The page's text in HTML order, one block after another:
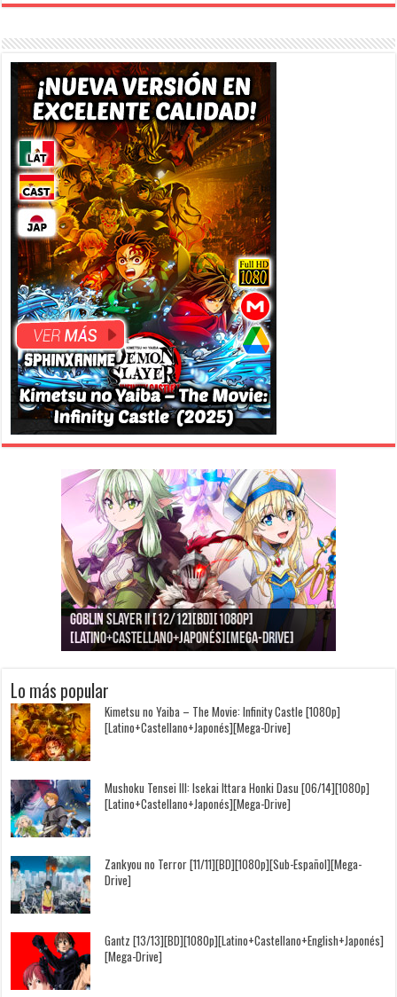
Goblin Slayer II [12/12][BD][1080p]
[Latino+Castellano+Japonés][Mega-Drive]
Jujutsu Kaisen: Kaigyoku/Gyokusetsu [1080p]
[Latino+Japonés][Mega-Drive]
Kimi to, Nami ni Noretara [BD][1080p]
[Latino+Castellano+Japonés][Mega-Drive]
Nukitashi the Animation [11/11+OVAS][BD]
[1080p][Sub-Español][Mega-Drive]
Kimi wa Houkago Insomnia [13/13][BD][1080p]
[Castellano+English+Japonés][Mega-Drive]
Getsuyoubi no Tawawa [12/12+Especiales][BD]
[1080p][Sub-Español][Mega-Drive]
Lo más popular
Kimetsu no Yaiba – The Movie: Infinity Castle [1080p]
[Latino+Castellano+Japonés][Mega-Drive]
Mushoku Tensei III: Isekai Ittara Honki Dasu [06/14][1080p]
[Latino+Castellano+Japonés][Mega-Drive]
Zankyou no Terror [11/11][BD][1080p][Sub-Español][Mega-
Drive]
Gantz [13/13][BD][1080p][Latino+Castellano+English+Japonés]
[Mega-Drive]